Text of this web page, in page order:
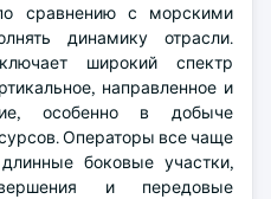
сравнению с морскими
динамику отрасли.
широкий спектр
направленное и
особенно в добыче
Операторы все чаще
боковые участки,
и передовые